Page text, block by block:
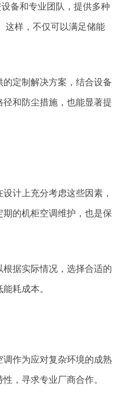
备和专业团队，提供多种
这样，不仅可以满足储能
定制解决方案，结合设备
和防尘措施，也能显著提
计上充分考虑这些因素，
的机柜空调维护，也是保
据实际情况，选择合适的
耗成本。
作为应对复杂环境的成熟
，寻求专业厂商合作。